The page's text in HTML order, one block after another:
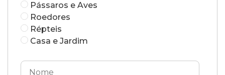
Pássaros e Aves
Roedores
Répteis
Casa e Jardim